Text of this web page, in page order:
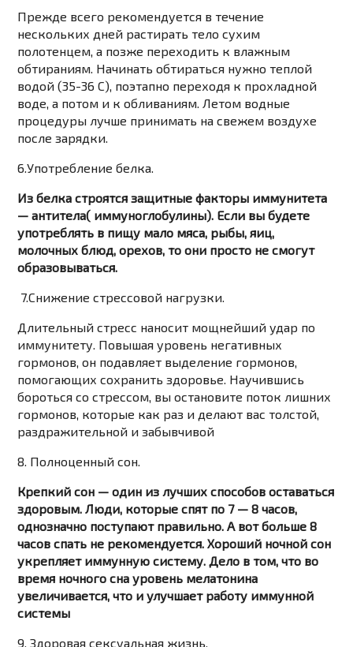
Прежде всего рекомендуется в течение
нескольких дней растирать тело сухим
полотенцем, а позже переходить к влажным
обтираниям. Начинать обтираться нужно теплой
водой (35-36 С), поэтапно переходя к прохладной
воде, а потом и к обливаниям. Летом водные
процедуры лучше принимать на свежем воздухе
после зарядки.
6.Употребление белка.
Из белка строятся защитные факторы иммунитета
— антитела( иммуноглобулины). Если вы будете
употреблять в пищу мало мяса, рыбы, яиц,
молочных блюд, орехов, то они просто не смогут
образовываться.
7.Снижение стрессовой нагрузки.
Длительный стресс наносит мощнейший удар по
иммунитету. Повышая уровень негативных
гормонов, он подавляет выделение гормонов,
помогающих сохранить здоровье. Научившись
бороться со стрессом, вы остановите поток лишних
гормонов, которые как раз и делают вас толстой,
раздражительной и забывчивой
8. Полноценный сон.
Крепкий сон — один из лучших способов оставаться
здоровым. Люди, которые спят по 7 — 8 часов,
однозначно поступают правильно. А вот больше 8
часов спать не рекомендуется. Хороший ночной сон
укрепляет иммунную систему. Дело в том, что во
время ночного сна уровень мелатонина
увеличивается, что и улучшает работу иммунной
системы
9. Здоровая сексуальная жизнь.